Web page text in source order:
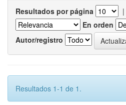
Resultados por página |
En orden
Autor/registro
Resultados 1-1 de 1.